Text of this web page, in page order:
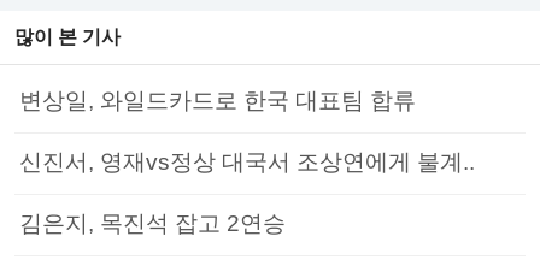
많이 본 기사
변상일, 와일드카드로 한국 대표팀 합류
신진서, 영재vs정상 대국서 조상연에게 불계..
김은지, 목진석 잡고 2연승